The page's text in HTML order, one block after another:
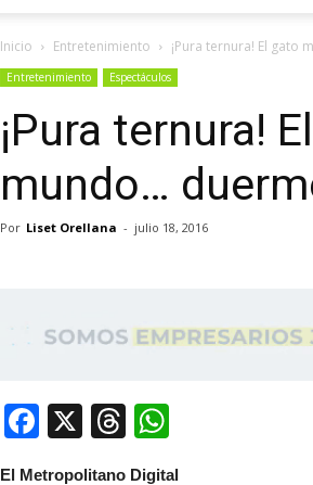
Inicio Entretenimiento ¡Pura ternura! El
Entretenimiento Espectáculos
¡Pura ternura!
mundo…
Por Liset Orellana - julio 18, 2016
Facebook
X Threads
El Metropolitano Digital